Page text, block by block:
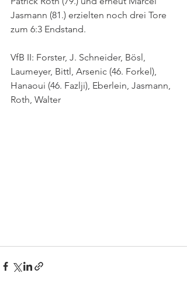
Jasmann (81.) erzielten noch drei Tore
zum 6:3 Endstand.
VfB II: Forster, J. Schneider, Bösl,
Laumeyer, Bittl, Arsenic (46. Forkel),
Hanaoui (46. Fazlji), Eberlein, Jasmann,
Roth, Walter